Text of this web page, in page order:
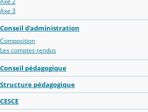
Axe 3
Conseil d'administration
Composition
Les comptes rendus
Conseil pédagogique
Structure pédagogique
CESCE